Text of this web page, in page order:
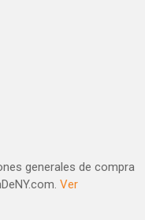
generales de compra
Ver